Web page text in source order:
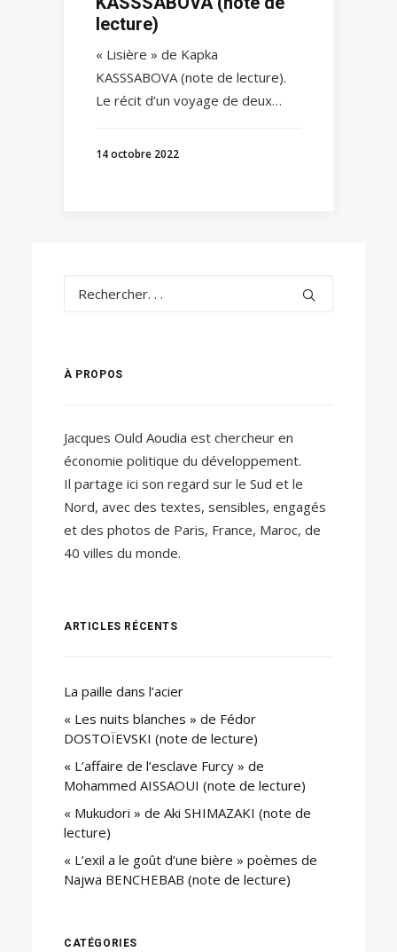
lecture)
« Lisière » de Kapka
KASSSABOVA (note de lecture).
Le récit d’un voyage de deux…
14 octobre 2022
À PROPOS
Jacques Ould Aoudia est chercheur en
économie politique du développement.
Il partage ici son regard sur le Sud et le
Nord, avec des textes, sensibles, engagés
et des photos de Paris, France, Maroc, de
40 villes du monde.
ARTICLES RÉCENTS
La paille dans l’acier
« Les nuits blanches » de Fédor
DOSTOÏEVSKI (note de lecture)
« L’affaire de l’esclave Furcy » de
Mohammed AISSAOUI (note de lecture)
« Mukudori » de Aki SHIMAZAKI (note de
lecture)
« L’exil a le goût d’une bière » poèmes de
Najwa BENCHEBAB (note de lecture)
CATÉGORIES